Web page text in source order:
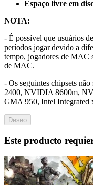
Espaço livre em
NOTA:
- É possível que usuários
períodos jogar devido a
tempo, jogadores de MAC
de MAC.
- Os seguintes chipsets
2400, NVIDIA 8600m,
GMA 950, Intel Integrated
Deseo
Este producto